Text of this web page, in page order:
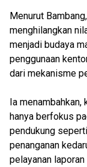
Menurut
menghilangkan
menjadi budaya
penggunaan
dari mekanisme
Ia
hanya berfokus
pendukung
penanganan
pelayanan